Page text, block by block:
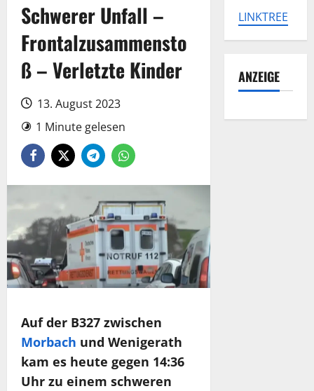
Schwerer Unfall –
Frontalzusammensto
ß – Verletzte Kinder
13. August 2023
1 Minute gelesen
Auf der B327 zwischen
Morbach und Wenigerath
kam es heute gegen 14:36
Uhr zu einem schweren
LINKTREE
ANZEIGE